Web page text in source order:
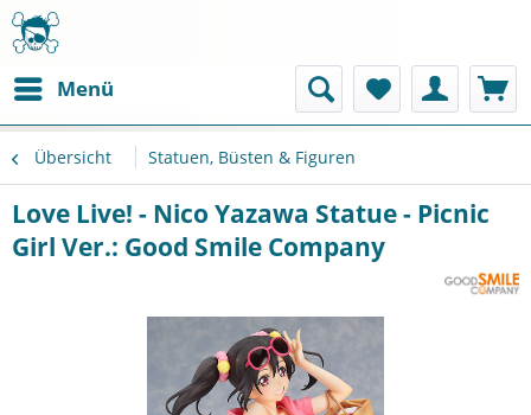
Menü
Übersicht Statuen, Büsten & Figuren
Love Live! - Nico Yazawa Statue - Picnic
Girl Ver.: Good Smile Company